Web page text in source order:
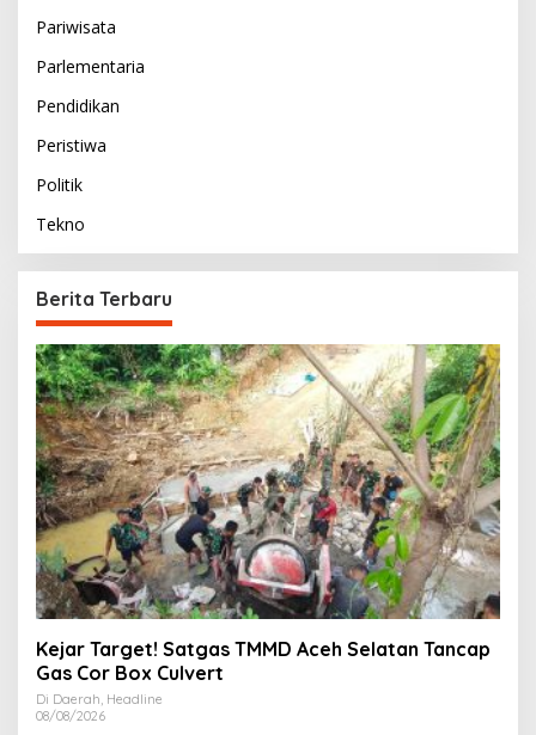
Pariwisata
Parlementaria
Pendidikan
Peristiwa
Politik
Tekno
Berita Terbaru
Kejar Target! Satgas TMMD Aceh Selatan Tancap
Gas Cor Box Culvert
Di Daerah, Headline
08/08/2026